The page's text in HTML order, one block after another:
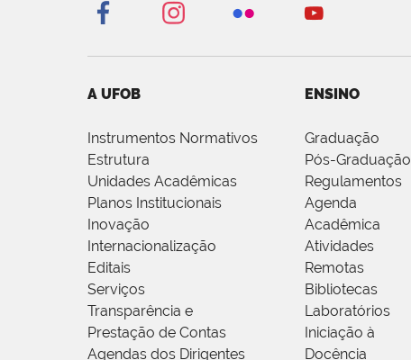
A UFOB
Instrumentos Normativos
Estrutura
Unidades Acadêmicas
Planos Institucionais
Inovação
Internacionalização
Editais
Serviços
Transparência e
Prestação de Contas
Agendas dos Dirigentes
ENSINO
Graduação
Pós-Graduação
Regulamentos
Agenda
Acadêmica
Atividades
Remotas
Bibliotecas
Laboratórios
Iniciação à
Docência